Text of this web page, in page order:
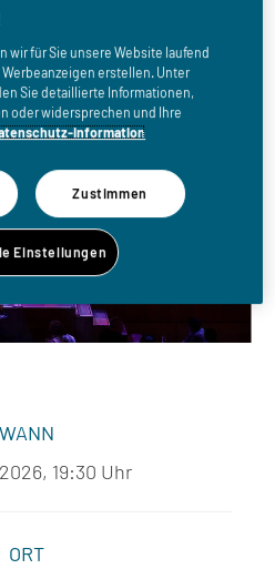
WANN
19:30 Uhr
ORT
wir für Sie unsere Website laufend
erstellen. Unter
Sie detaillierte Informationen,
oder widersprechen und Ihre
Information
Zustimmen
Einstellungen